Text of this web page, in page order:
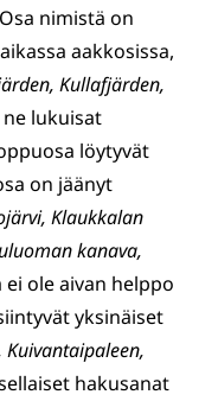
nimistä on
aakkosissa,
Kullafjärden,
lukuisat
löytyvät
on jäänyt
Klaukkalan
kanava,
ole aivan helppo
yksinäiset
Kuivantaipaleen,
hakusanat